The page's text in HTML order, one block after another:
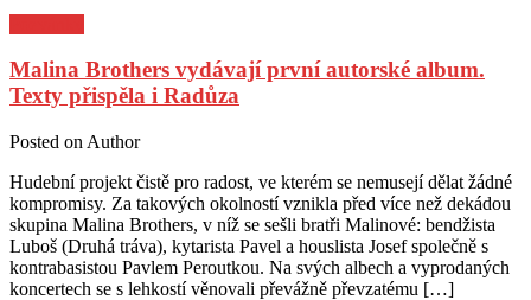
Malina Brothers vydávají první autorské album.
Texty přispěla i Radůza
Posted on Author
Hudební projekt čistě pro radost, ve kterém se nemusejí dělat žádné
kompromisy. Za takových okolností vznikla před více než dekádou
skupina Malina Brothers, v níž se sešli bratři Malinové: bendžista
Luboš (Druhá tráva), kytarista Pavel a houslista Josef společně s
kontrabasistou Pavlem Peroutkou. Na svých albech a vyprodaných
koncertech se s lehkostí věnovali převážně převzatému […]